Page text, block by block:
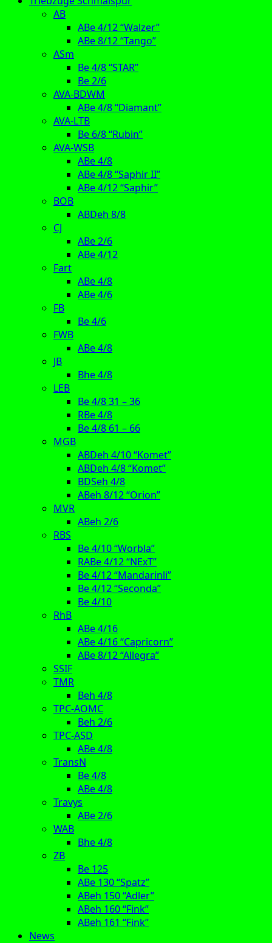
AB
ABe 4/12 “Walzer”
ABe 8/12 “Tango”
ASm
Be 4/8 “STAR”
Be 2/6
AVA-BDWM
ABe 4/8 “Diamant”
AVA-LTB
Be 6/8 “Rubin”
AVA-WSB
ABe 4/8
ABe 4/8 “Saphir II”
ABe 4/12 “Saphir”
BOB
ABDeh 8/8
CJ
ABe 2/6
ABe 4/12
Fart
ABe 4/8
ABe 4/6
FB
Be 4/6
FWB
ABe 4/8
JB
Bhe 4/8
LEB
Be 4/8 31 – 36
RBe 4/8
Be 4/8 61 – 66
MGB
ABDeh 4/10 “Komet”
ABDeh 4/8 “Komet”
BDSeh 4/8
ABeh 8/12 “Orion”
MVR
ABeh 2/6
RBS
Be 4/10 “Worbla”
RABe 4/12 “NExT”
Be 4/12 “Mandarinli”
Be 4/12 “Seconda”
Be 4/10
RhB
ABe 4/16
ABe 4/16 “Capricorn”
ABe 8/12 “Allegra”
SSIF
TMR
Beh 4/8
TPC-AOMC
Beh 2/6
TPC-ASD
ABe 4/8
TransN
Be 4/8
ABe 4/8
Travys
ABe 2/6
WAB
Bhe 4/8
ZB
Be 125
ABe 130 “Spatz”
ABeh 150 “Adler”
ABeh 160 “Fink”
ABeh 161 “Fink”
News